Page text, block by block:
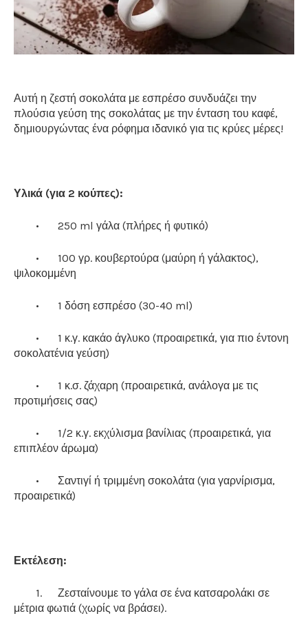
Αυτή η ζεστή σοκολάτα με εσπρέσο συνδυάζει την
πλούσια γεύση της σοκολάτας με την ένταση του καφέ,
δημιουργώντας ένα ρόφημα ιδανικό για τις κρύες μέρες!
Υλικά (για 2 κούπες):
• 250 ml γάλα (πλήρες ή φυτικό)
•
100 γρ. κουβερτούρα (μαύρη ή γάλακτος),
ψιλοκομμένη
• 1 δόση εσπρέσο (30-40 ml)
•
1 κ.γ. κακάο άγλυκο (προαιρετικά, για πιο έντονη
σοκολατένια γεύση)
•
1 κ.σ. ζάχαρη (προαιρετικά, ανάλογα με τις
προτιμήσεις σας)
•
1/2 κ.γ. εκχύλισμα βανίλιας (προαιρετικά, για
επιπλέον άρωμα)
•
Σαντιγί ή τριμμένη σοκολάτα (για γαρνίρισμα,
προαιρετικά)
Εκτέλεση:
1.
Ζεσταίνουμε το γάλα σε ένα κατσαρολάκι σε
μέτρια φωτιά (χωρίς να βράσει).